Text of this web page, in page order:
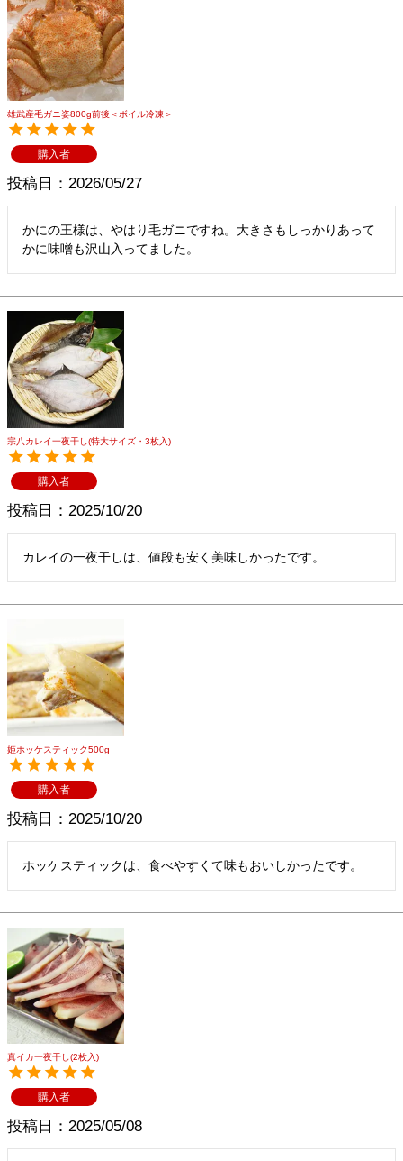
雄武産毛ガニ姿800g前後＜ボイル冷凍＞
購入者
投稿日 2026/05/27
かにの王様は、やはり毛ガニですね。大きさもしっかりあって
かに味噌も沢山入ってました。
宗八カレイ一夜干し(特大サイズ・3枚入)
購入者
投稿日 2025/10/20
カレイの一夜干しは、値段も安く美味しかったです。
姫ホッケスティック500g
購入者
投稿日 2025/10/20
ホッケスティックは、食べやすくて味もおいしかったです。
真イカ一夜干し(2枚入)
購入者
投稿日 2025/05/08